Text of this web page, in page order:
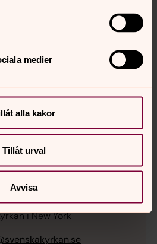
medier
alla kakor
Tillåt urval
Avvisa
i New York